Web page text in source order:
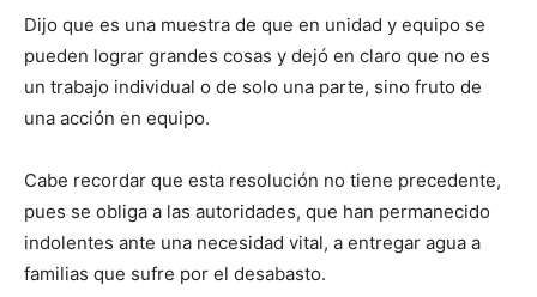
Dijo que es una muestra de que en unidad y equipo se
pueden lograr grandes cosas y dejó en claro que no es
un trabajo individual o de solo una parte, sino fruto de
una acción en equipo.
Cabe recordar que esta resolución no tiene precedente,
pues se obliga a las autoridades, que han permanecido
indolentes ante una necesidad vital, a entregar agua a
familias que sufre por el desabasto.